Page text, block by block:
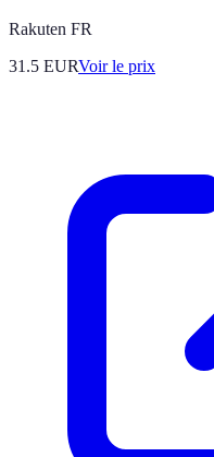
Rakuten FR
31.5 EURVoir le prix